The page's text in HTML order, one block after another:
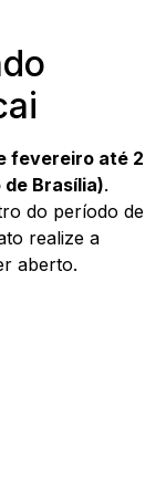
fevereiro até 2
Brasília).
do período de
realize a
aberto.